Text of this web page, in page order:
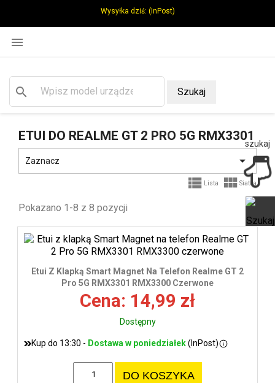
Wysyłka dziś: (InPost)

search Szukaj
ETUI DO REALME GT 2 PRO 5G RMX3301
Zaznacz 
 Lista  Siatka
Pokazano 1-8 z 8 pozycji
Etui Z Klapką Smart Magnet Na Telefon Realme GT 2
Pro 5G RMX3301 RMX3300 Czerwone
Cena: 14,99 zł
Dostępny
Kup do 13:30 - Dostawa w poniedziałek(InPost)
DO KOSZYKA
szukaj